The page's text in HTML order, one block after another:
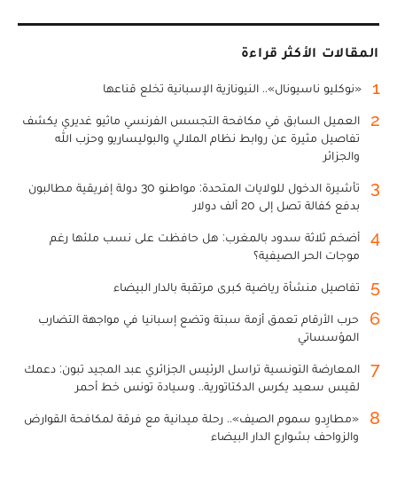
المقالات الأكثر قراءة
1 «نوكليو ناسيونال».. النيونازية الإسبانية تخلع قناعها
2
العميل السابق في مكافحة التجسس الفرنسي ماثيو غديري يكشف
تفاصيل مثيرة عن روابط نظام الملالي والبوليساريو وحزب الله
والجزائر
3
تأشيرة الدخول للولايات المتحدة: مواطنو 30 دولة إفريقية مطالبون
بدفع كفالة تصل إلى 20 ألف دولار
4
أضخم ثلاثة سدود بالمغرب: هل حافظت على نسب ملئها رغم
موجات الحر الصيفية؟
5 تفاصيل منشأة رياضية كبرى مرتقبة بالدار البيضاء
6
حرب الأرقام تعمق أزمة سبتة وتضع إسبانيا في مواجهة التضارب
المؤسساتي
7
المعارضة التونسية تراسل الرئيس الجزائري عبد المجيد تبون: دعمك
لقيس سعيد يكرس الدكتاتورية.. وسيادة تونس خط أحمر
8
«مطارِدو سموم الصيف».. رحلة ميدانية مع فرقة لمكافحة القوارض
والزواحف بشوارع الدار البيضاء